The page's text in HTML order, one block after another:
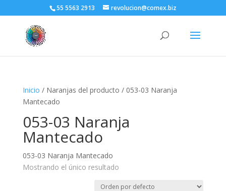
55 5563 2913 revolucion@comex.biz
Inicio / Naranjas del producto / 053-03 Naranja
Mantecado
053-03 Naranja
Mantecado
053-03 Naranja Mantecado
Mostrando el único resultado